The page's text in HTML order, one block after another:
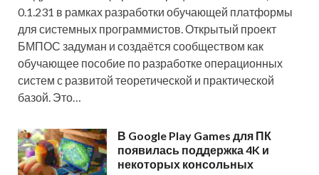
0.1.231 в рамках разработки обучающей платформы
для системных программистов. Открытый проект
БМПОС задуман и создаётся сообществом как
обучающее пособие по разработке операционных
систем с развитой теоретической и практической
базой. Это…
В Google Play Games для ПК
появилась поддержка 4K и
некоторых консольных